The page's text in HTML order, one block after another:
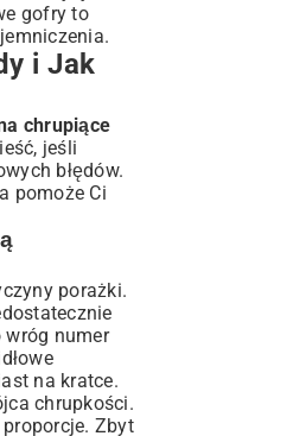
gofry to
i Jak
chrupiące
jeśli
błędów.
pomoże Ci
porażki.
wróg numer
na kratce.
chrupkości.
proporcje. Zbyt